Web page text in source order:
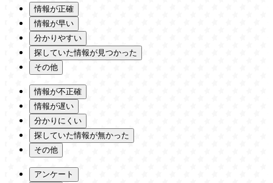
情報が正確
情報が早い
分かりやすい
探していた情報が見つかった
その他
情報が不正確
情報が遅い
分かりにくい
探していた情報が無かった
その他
アンケート